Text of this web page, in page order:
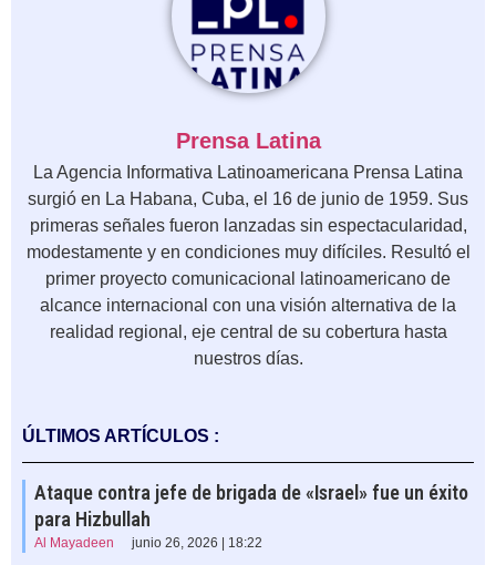
Prensa Latina
La Agencia Informativa Latinoamericana Prensa Latina
surgió en La Habana, Cuba, el 16 de junio de 1959. Sus
primeras señales fueron lanzadas sin espectacularidad,
modestamente y en condiciones muy difíciles. Resultó el
primer proyecto comunicacional latinoamericano de
alcance internacional con una visión alternativa de la
realidad regional, eje central de su cobertura hasta
nuestros días.
ÚLTIMOS ARTÍCULOS :
Ataque contra jefe de brigada de «Israel» fue un éxito
para Hizbullah
Al Mayadeen junio 26, 2026 | 18:22